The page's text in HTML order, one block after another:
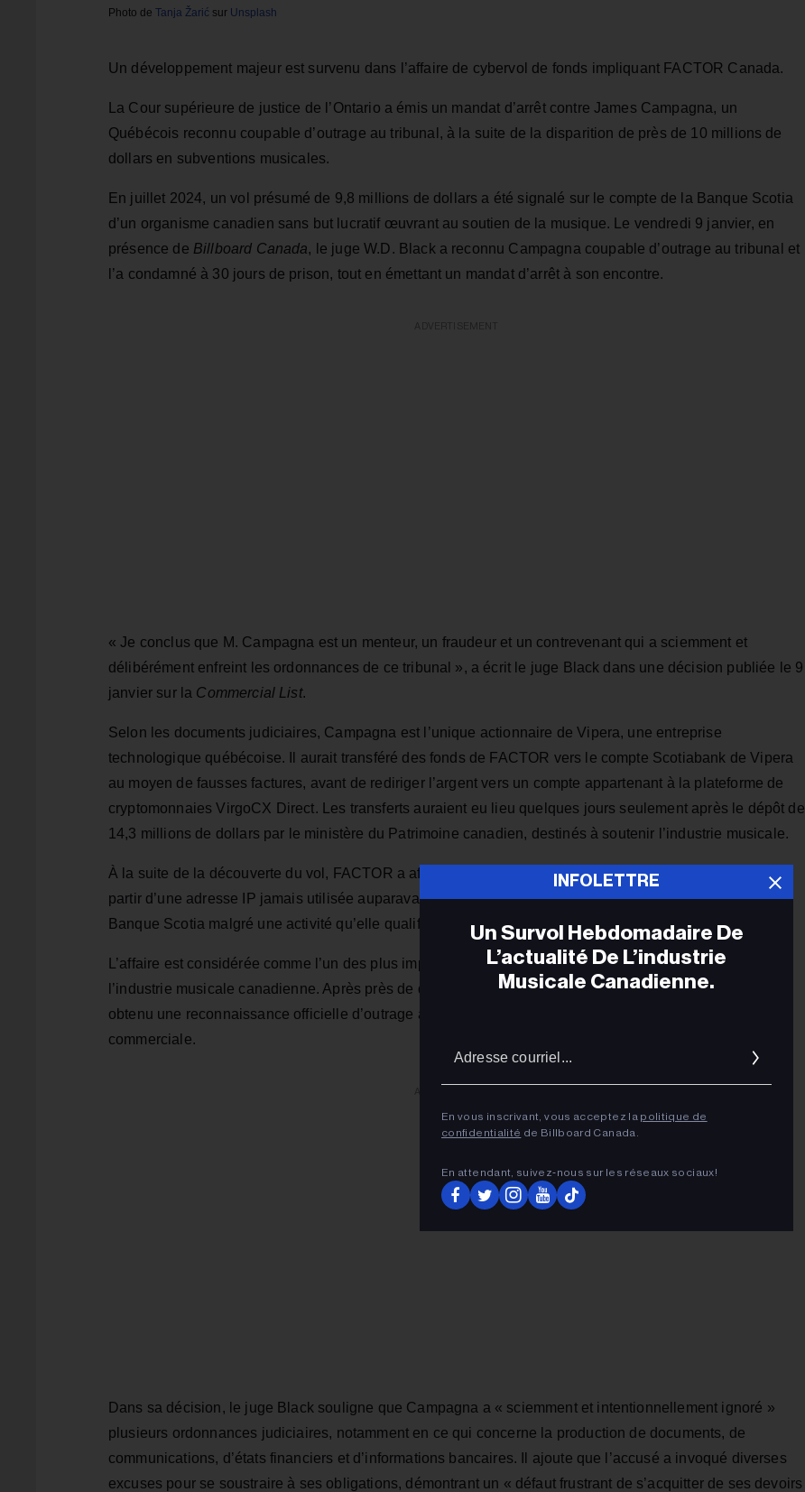
Photo de Tanja Žarić sur Unsplash
Un développement majeur est survenu dans l’affaire de cybervol de fonds impliquant FACTOR Canada.
La Cour supérieure de justice de l’Ontario a émis un mandat d’arrêt contre James Campagna, un
Québécois reconnu coupable d’outrage au tribunal, à la suite de la disparition de près de 10 millions de
dollars en subventions musicales.
En juillet 2024, un vol présumé de 9,8 millions de dollars a été signalé sur le compte de la Banque Scotia
d’un organisme canadien sans but lucratif œuvrant au soutien de la musique. Le vendredi 9 janvier, en
présence de Billboard Canada, le juge W.D. Black a reconnu Campagna coupable d’outrage au tribunal et
l’a condamné à 30 jours de prison, tout en émettant un mandat d’arrêt à son encontre.
« Je conclus que M. Campagna est un menteur, un fraudeur et un contrevenant qui a sciemment et
délibérément enfreint les ordonnances de ce tribunal », a écrit le juge Black dans une décision publiée le 9
janvier sur la Commercial List.
Selon les documents judiciaires, Campagna est l’unique actionnaire de Vipera, une entreprise
technologique québécoise. Il aurait transféré des fonds de FACTOR vers le compte Scotiabank de Vipera
au moyen de fausses factures, avant de rediriger l’argent vers un compte appartenant à la plateforme de
cryptomonnaies VirgoCX Direct. Les transferts auraient eu lieu quelques jours seulement après le dépôt de
14,3 millions de dollars par le ministère du Patrimoine canadien, destinés à soutenir l’industrie musicale.
À la suite de la découverte du vol, FACTOR a affirmé que Campagna avait accédé au compte bancaire à
partir d’une adresse IP jamais utilisée auparavant, et que l’organisation n’avait reçu aucune alerte de la
Banque Scotia malgré une activité qu’elle qualifie de « hautement inhabituelle, suspecte et illégale ».
L’affaire est considérée comme l’un des plus importants vols — sinon le plus important — de l’histoire de
l’industrie musicale canadienne. Après près de deux ans de procédures, les avocats de FACTOR ont
obtenu une reconnaissance officielle d’outrage au tribunal, une mesure rare devant la Cour de la liste
commerciale.
Dans sa décision, le juge Black souligne que Campagna a « sciemment et intentionnellement ignoré »
plusieurs ordonnances judiciaires, notamment en ce qui concerne la production de documents, de
communications, d’états financiers et d’informations bancaires. Il ajoute que l’accusé a invoqué diverses
excuses pour se soustraire à ses obligations, démontrant un « défaut frustrant de s’acquitter de ses devoirs
INFOLETTRE
Un Survol Hebdomadaire De
L’actualité De L’industrie
Musicale Canadienne.
En vous inscrivant, vous acceptez la politique de
confidentialité de Billboard Canada.
En attendant, suivez‑nous sur les réseaux sociaux!